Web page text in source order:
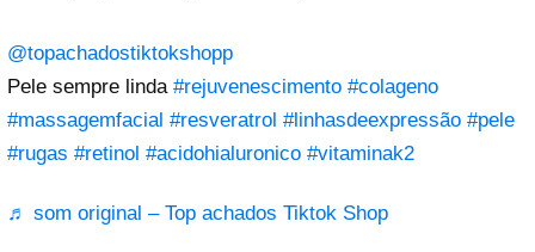
@topachadostiktokshopp
Pele sempre linda #rejuvenescimento #colageno
#massagemfacial #resveratrol #linhasdeexpressão #pele
#rugas #retinol #acidohialuronico #vitaminak2
♬ som original – Top achados Tiktok Shop